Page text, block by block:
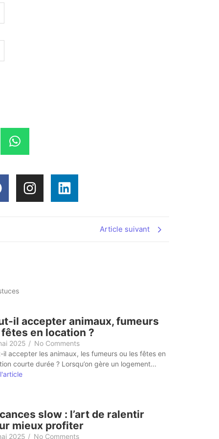
Article suivant
il accepter animaux, fumeurs
en location ?
2025 / No Comments
il accepter les animaux, les fumeurs ou les fêtes en
courte durée ? Lorsqu’on gère un logement...
slow : l’art de ralentir
mieux profiter
2025 / No Comments